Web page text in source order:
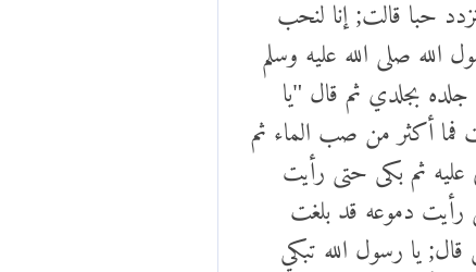
صلى الله عليه وسلم
بجلدي ثم قال "يا
فما أكثر من صب الماء ثم
ثم بكى حتى رأيت
دموعه قد بلغت
يا رسول الله تبكي